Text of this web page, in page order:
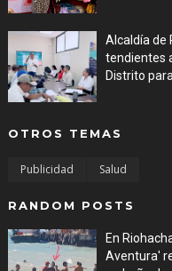
Alcaldía de
tendientes
Distrito
OTROS TEMAS
Publicidad Salud
RANDOM POSTS
En
Aventura'